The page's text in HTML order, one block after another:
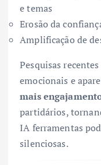
e temas
Erosão da
Amplificação de
Pesquisas
emocionais e
mais
partidários,
IA ferramentas
silenciosas.